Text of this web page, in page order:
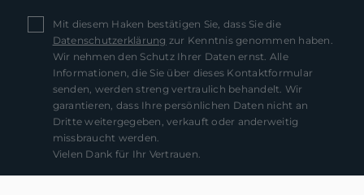
Mit diesem Haken bestätigen Sie, dass Sie die
Datenschutzerklärung zur Kenntnis genommen haben.
Wir nehmen den Schutz Ihrer Daten ernst. Alle
Informationen, die Sie über dieses Kontaktformular
senden, werden streng vertraulich behandelt. Wir
garantieren, dass Ihre persönlichen Daten nicht an
Dritte weitergegeben, verkauft oder anderweitig
missbraucht werden.
Vielen Dank für Ihr Vertrauen.